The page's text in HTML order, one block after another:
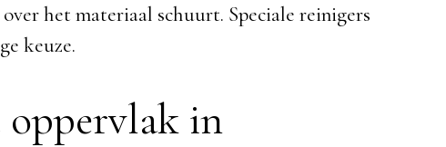
het materiaal schuurt. Speciale reinigers
keuze.
oppervlak in